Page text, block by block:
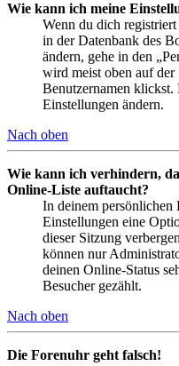
Wie kann ich meine
Wenn du dich
in der Datenbank des
ändern, gehe in den
wird meist oben auf der
Benutzernamen klickst.
Einstellungen ändern.
Nach oben
Wie kann ich verhindern,
Online-Liste auftaucht?
In deinem persönlichen
Einstellungen eine
dieser Sitzung
können nur
deinen Online-Status
Besucher gezählt.
Nach oben
Die Forenuhr geht falsch!